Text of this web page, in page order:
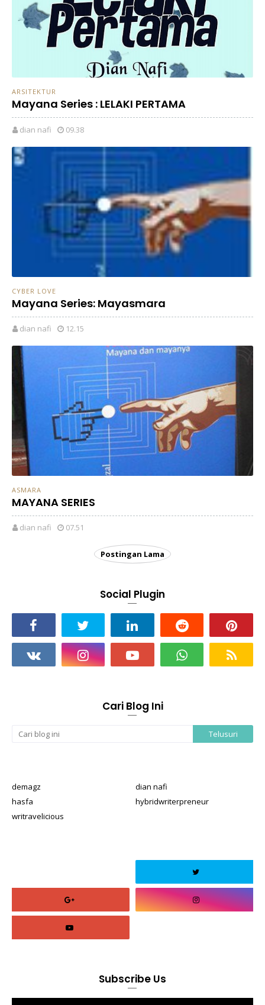
ARSITEKTUR
Mayana Series : LELAKI PERTAMA
dian nafi 09.38
CYBER LOVE
Mayana Series: Mayasmara
dian nafi 12.15
ASMARA
MAYANA SERIES
dian nafi 07.51
Postingan Lama
Social Plugin
Cari Blog Ini
demagz
dian nafi
hasfa
hybridwriterpreneur
writravelicious
Subscribe Us